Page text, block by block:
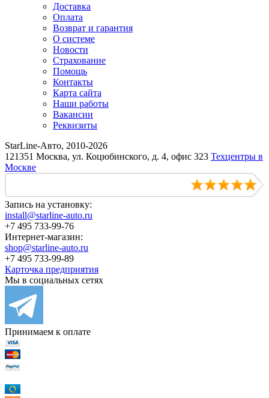
Доставка
Оплата
Возврат и гарантия
О системе
Новости
Страхование
Помощь
Контакты
Карта сайта
Наши работы
Вакансии
Реквизиты
StarLine-Авто, 2010-2026
121351 Москва, ул. Коцюбинского, д. 4, офис 323 Техцентры в
Москве
Запись на установку:
install@starline-auto.ru
+7 495 733-99-76
Интернет-магазин:
shop@starline-auto.ru
+7 495 733-99-89
Карточка предприятия
Мы в социальных сетях
Принимаем к оплате